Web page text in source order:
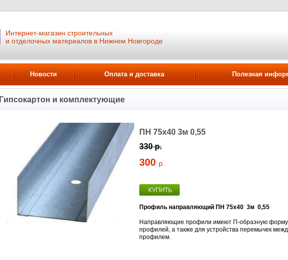
Интернет-магазин строительных
и отделочных материалов в Нижнем Новгороде
Новости Оплата и доставка Полезная
Гипсокартон и комплектующие
ПН 75х40 3м 0,55
330 р.
300 р.
Профиль направляющий ПН 75х40 3м 0,55
Направляющие профили имеют П-образную форму
профилей, а также для устройства перемычек
профилем.